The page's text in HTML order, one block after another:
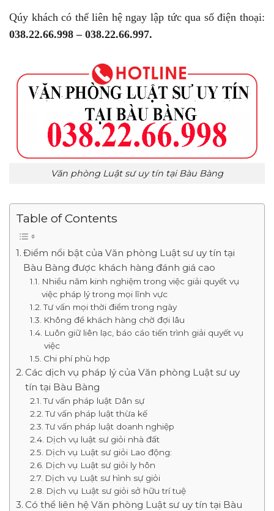
Qúy khách có thể liên hệ ngay lập tức qua số điện thoại:
038.22.66.998 – 038.22.66.997.
Văn phòng Luật sư uy tín tại Bàu Bàng
Table of Contents
Điểm nổi bật của Văn phòng Luật sư uy tín tại
Bàu Bàng được khách hàng đánh giá cao
Nhiều năm kinh nghiệm trong việc giải quyết vụ
việc pháp lý trong mọi lĩnh vực
Tư vấn mọi thời điểm trong ngày
Không để khách hàng chờ đợi lâu
Luôn giữ liên lạc, báo cáo tiến trình giải quyết vụ
việc
Chi phí phù hợp
Các dịch vụ pháp lý của Văn phòng Luật sư uy
tín tại Bàu Bàng
Tư vấn pháp luật Dân sự
Tư vấn pháp luật thừa kế
Tư vấn pháp luật doanh nghiệp
Dịch vụ luật sư giỏi nhà đất
Dịch vụ Luật sư giỏi Lao động:
Dịch vụ Luật sư giỏi ly hôn
Dịch vụ Luật sư hình sự giỏi
Dịch vụ Luật sư giỏi sở hữu trí tuệ
Có thể liên hệ Văn phòng Luật sư uy tín tại Bàu